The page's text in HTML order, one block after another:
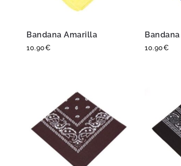
Bandana Amarilla
10.90€ 10.90€